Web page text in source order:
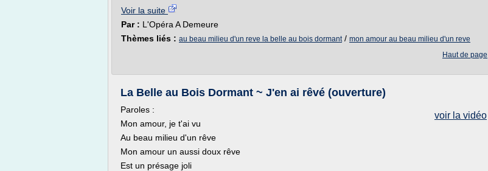
Voir la suite
Par : L'Opéra A Demeure
Thèmes liés : au beau milieu d'un reve la belle au bois dormant/ mon amour au beau milieu d'un reve
Haut de page
La Belle au Bois Dormant ~ J'en ai rêvé (ouverture)
voir la vidéo
Paroles :
Mon amour, je t'ai vu
Au beau milieu d'un rêve
Mon amour un aussi doux rêve
Est un présage joli